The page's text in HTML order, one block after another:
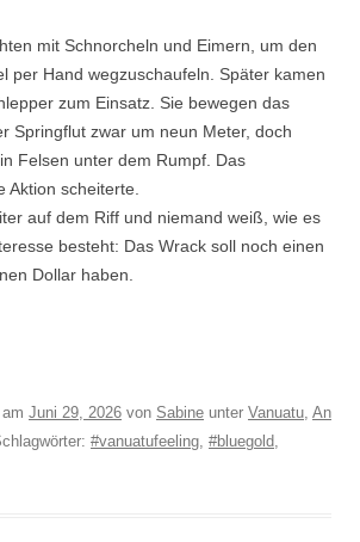
mit Schnorcheln und Eimern, um den
per Hand wegzuschaufeln. Später kamen
zum Einsatz. Sie bewegen das
Springflut zwar um neun Meter, doch
Felsen unter dem Rumpf. Das
Aktion scheiterte.
auf dem Riff und niemand weiß, wie es
besteht: Das Wrack soll noch einen
Dollar haben.
Juni 29, 2026 von Sabine unter Vanuatu, An
#vanuatufeeling, #bluegold,